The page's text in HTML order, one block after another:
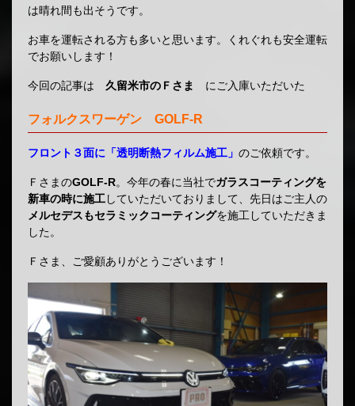
は晴れ間も出そうです。
お車を運転される方も多いと思います。くれぐれも安全運転
でお願いします！
今回の記事は 久留米市のＦさま にご入庫いただいた
フォルクスワーゲン GOLF-R
フロント３面に「透明断熱フィルム施工」 のご依頼です。
ＦさまのGOLF-R。今年の春に当社でガラスコーティングを
新車の時に施工していただいておりまして、先日はご主人の
メルセデスもセラミックコーティングを施工していただきま
した。
Ｆさま、ご愛顧ありがとうございます！